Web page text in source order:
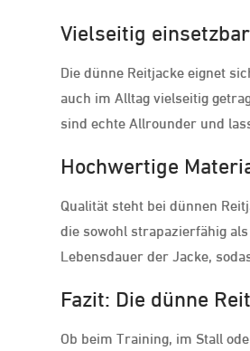
Vielseitig
Die dünne Reitjacke eignet
auch im Alltag vielseitig
sind echte Allrounder und
Hochwertige
Qualität steht bei dünnen
die sowohl strapazierfähig
Lebensdauer der Jacke,
Fazit: Die dünne
Ob beim Training, im Stall